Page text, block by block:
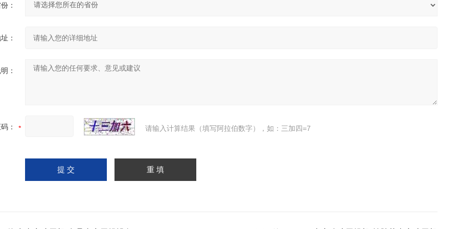
：
：
：
： 请输入计算结果（填写阿拉伯数字），如：三加四=7